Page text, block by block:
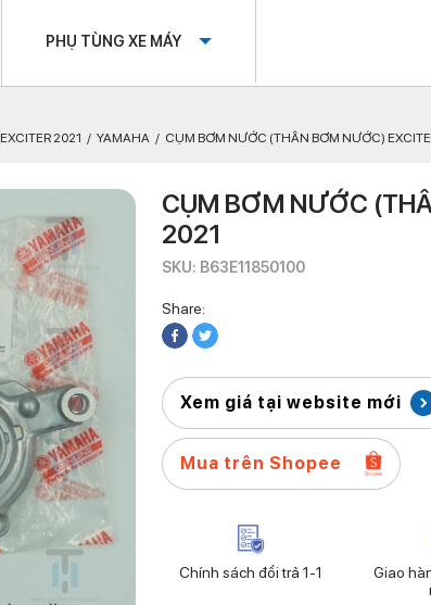
PHỤ TÙNG XE MÁY
EXCITER 2021 YAMAHA CỤM BƠM NƯỚC (THÂN BƠM NƯỚC)
CỤM BƠM NƯỚC
2021
SKU: B63E11850100
Share:
Xem giá tại website mới
Mua trên Shopee
Chính sách đổi trả 1-1
Giao